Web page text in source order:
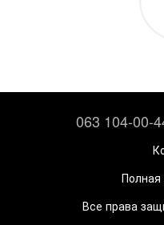
063 104-00-
Полная
Все права